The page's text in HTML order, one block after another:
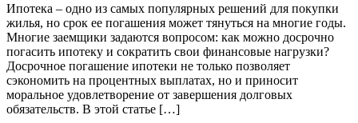
Ипотека – одно из самых популярных решений для покупки
жилья, но срок ее погашения может тянуться на многие годы.
Многие заемщики задаются вопросом: как можно досрочно
погасить ипотеку и сократить свои финансовые нагрузки?
Досрочное погашение ипотеки не только позволяет
сэкономить на процентных выплатах, но и приносит
моральное удовлетворение от завершения долговых
обязательств. В этой статье […]